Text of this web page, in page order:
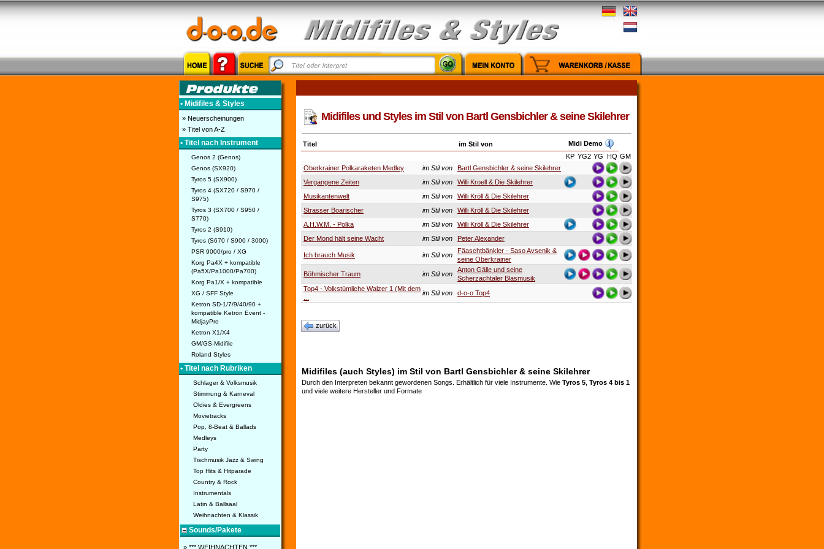
• Midifiles & Styles
» Neuerscheinungen
» Titel von A-Z
• Titel nach Instrument
Genos 2 (Genos)
Genos (SX920)
Tyros 5 (SX900)
Tyros 4 (SX720 / S970 /
S975)
Tyros 3 (SX700 / S950 /
S770)
Tyros 2 (S910)
Tyros (S670 / S900 / 3000)
PSR 9000/pro / XG
Korg Pa4X + kompatible
(Pa5X/Pa1000/Pa700)
Korg Pa1/X + kompatible
XG / SFF Style
Ketron SD-1/7/9/40/90 +
kompatible Ketron Event -
MidjayPro
Ketron X1/X4
GM/GS-Midifile
Roland Styles
• Titel nach Rubriken
Schlager & Volksmusik
Stimmung & Karneval
Oldies & Evergreens
Movietracks
Pop, 8-Beat & Ballads
Medleys
Party
Tischmusik Jazz & Swing
Top Hits & Hitparade
Country & Rock
Instrumentals
Latin & Ballsaal
Weihnachten & Klassik
Sounds/Pakete
» *** WEIHNACHTEN ***
Midifiles und Styles im Stil von Bartl Gensbichler & seine Skilehrer
Titel im Stil von
Midi Demo
KP YG2 YG HQ GM
Oberkrainer Polkaraketen Medley
im Stil von
Bartl Gensbichler & seine Skilehrer
Vergangene Zeiten
im Stil von
Willi Kroell & Die Skilehrer
Musikantenwelt
im Stil von
Willi Kröll & Die Skilehrer
Strasser Boarischer
im Stil von
Willi Kröll & Die Skilehrer
A.H.W.M. - Polka
im Stil von
Willi Kröll & Die Skilehrer
Der Mond hält seine Wacht
im Stil von Peter Alexander
Ich brauch Musik im Stil von
Fäaschtbänkler · Saso Avsenik &
seine Oberkrainer
Böhmischer Traum
im Stil von
Anton Gälle und seine
Scherzachtaler Blasmusik
Top4 - Volkstümliche Walzer 1 (Mit dem
im Stil von d-o-o Top4
zurück
Midifiles (auch Styles) im Stil von Bartl Gensbichler & seine Skilehrer
Durch den Interpreten bekannt gewordenen Songs. Erhältlich für viele Instrumente. Wie Tyros 5 Tyros 4 bis 1
und viele weitere Hersteller und Formate